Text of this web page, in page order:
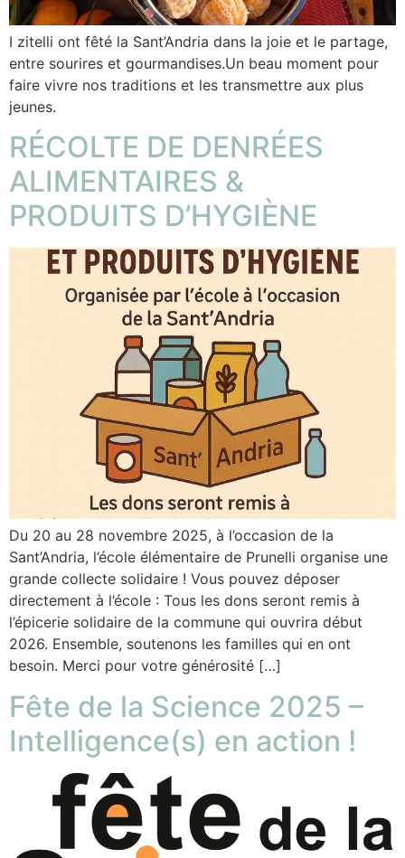
I zitelli ont fêté la Sant’Andria dans la joie et le partage,
entre sourires et gourmandises.Un beau moment pour
faire vivre nos traditions et les transmettre aux plus
jeunes.
RÉCOLTE DE DENRÉES
ALIMENTAIRES &
PRODUITS D’HYGIÈNE
Du 20 au 28 novembre 2025, à l’occasion de la
Sant’Andria, l’école élémentaire de Prunelli organise une
grande collecte solidaire ! Vous pouvez déposer
directement à l’école : Tous les dons seront remis à
l’épicerie solidaire de la commune qui ouvrira début
2026. Ensemble, soutenons les familles qui en ont
besoin. Merci pour votre générosité […]
Fête de la Science 2025 –
Intelligence(s) en action !